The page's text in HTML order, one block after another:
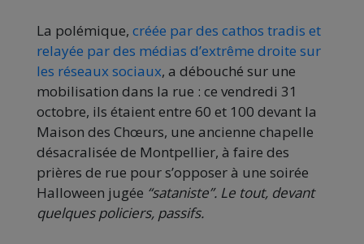
La polémique, créée par des cathos tradis et
relayée par des médias d’extrême droite sur
les réseaux sociaux, a débouché sur une
mobilisation dans la rue : ce vendredi 31
octobre, ils étaient entre 60 et 100 devant la
Maison des Chœurs, une ancienne chapelle
désacralisée de Montpellier, à faire des
prières de rue pour s’opposer à une soirée
Halloween jugée “sataniste”. Le tout, devant
quelques policiers, passifs.